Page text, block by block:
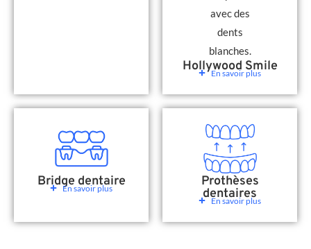
Hollywood Smile
En savoir plus
Bridge dentaire
En savoir plus Prothèses
dentaires
En savoir plus